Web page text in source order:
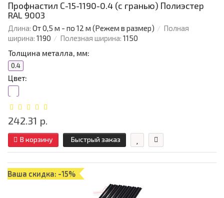
Профнастил С-15-1190-0.4 (с гранью) Полиэстер
RAL 9003
Длина: От 0,5 м - по 12 м (Режем в размер)
Полная
ширина: 1190 Полезная ширина: 1150
Толщина металла, мм:
0.4
Цвет:
242.31 р.
В корзину Быстрый заказ
Ваша скидка: -15%